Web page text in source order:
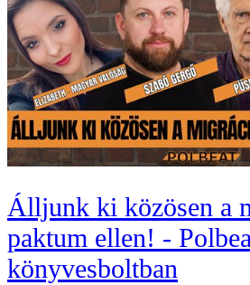
Álljunk ki közösen a
paktum ellen! -
könyvesboltban